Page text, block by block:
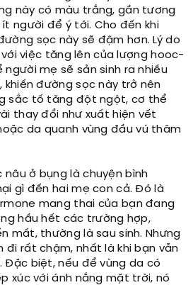
này có màu trắng, gần tương
người để ý tới. Cho đến khi
sọc này sẽ đậm hơn. Lý do
với việc tăng lên của lượng hooc-
mẹ sẽ sản sinh ra nhiều
đường sọc này trở nên
sắc tố tăng đột ngột, cơ thể
thay đổi như xuất hiện vết
da quanh vùng đầu vú thâm
nâu ở bụng là chuyện bình
gì đến hai mẹ con cả. Đó là
mang thai của bạn đang
hầu hết các trường hợp,
mất, thường là sau sinh. Nhưng
đi rất chậm, nhất là khi bạn vẫn
Đặc biệt, nếu để vùng da có
xúc với ánh nắng mặt trời, nó